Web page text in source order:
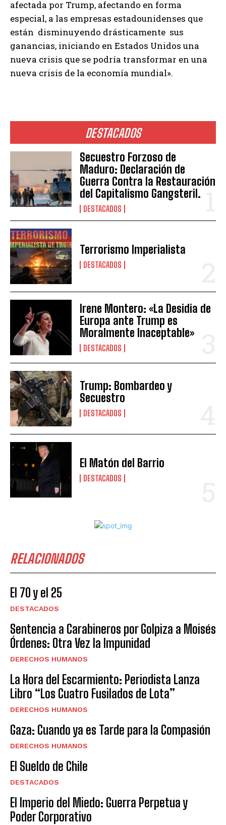
DESTACADOS
Secuestro Forzoso de
Maduro: Declaración de
Guerra Contra la Restauración
del Capitalismo Gangsteril.
DESTACADOS
Terrorismo Imperialista
DESTACADOS
Irene Montero: «La Desidia de
Europa ante Trump es
Moralmente Inaceptable»
DESTACADOS
Trump: Bombardeo y
Secuestro
DESTACADOS
El Matón del Barrio
DESTACADOS
RELACIONADOS
El 70 y el 25
DESTACADOS
Sentencia a Carabineros por Golpiza a Moisés
Órdenes: Otra Vez la Impunidad
DERECHOS HUMANOS
La Hora del Escarmiento: Periodista Lanza
Libro “Los Cuatro Fusilados de Lota”
DERECHOS HUMANOS
Gaza: Cuando ya es Tarde para la Compasión
DERECHOS HUMANOS
El Sueldo de Chile
DESTACADOS
El Imperio del Miedo: Guerra Perpetua y
Poder Corporativo
afectada por Trump, afectando en forma
especial, a las empresas estadounidenses que
están disminuyendo drásticamente sus
ganancias, iniciando en Estados Unidos una
nueva crisis que se podría transformar en una
nueva crisis de la economía mundial».